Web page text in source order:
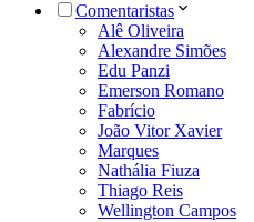
Comentaristas
Alê Oliveira
Alexandre Simões
Edu Panzi
Emerson Romano
Fabrício
João Vitor Xavier
Marques
Nathália Fiuza
Thiago Reis
Wellington Campos